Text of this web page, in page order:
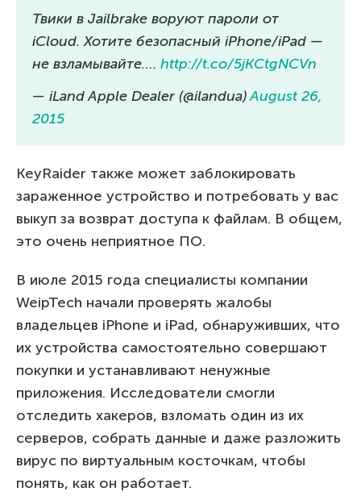
Твики в Jailbrake воруют пароли от
iCloud. Хотите безопасный iPhone/iPad —
не взламывайте…. http://t.co/5jKCtgNCVn
— iLand Apple Dealer (@ilandua)August 26,
2015
KeyRaider также может заблокировать
зараженное устройство и потребовать у вас
выкуп за возврат доступа к файлам. В общем,
это очень неприятное ПО.
В июле 2015 года специалисты компании
WeipTech начали проверять жалобы
владельцев iPhone и iPad, обнаруживших, что
их устройства самостоятельно совершают
покупки и устанавливают ненужные
приложения. Исследователи смогли
отследить хакеров, взломать один из их
серверов, собрать данные и даже разложить
вирус по виртуальным косточкам, чтобы
понять, как он работает.